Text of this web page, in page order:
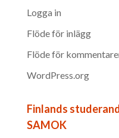
Logga in
Flöde för inlägg
Flöde för
WordPress.org
Finlands
SAMOK